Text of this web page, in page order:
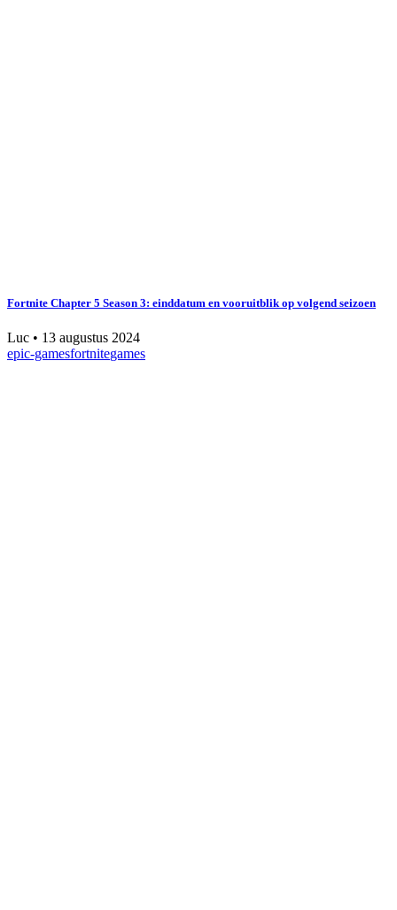
Fortnite Chapter 5 Season 3: einddatum en vooruitblik op volgend seizoen
Luc • 13 augustus 2024
epic-gamesfortnitegames